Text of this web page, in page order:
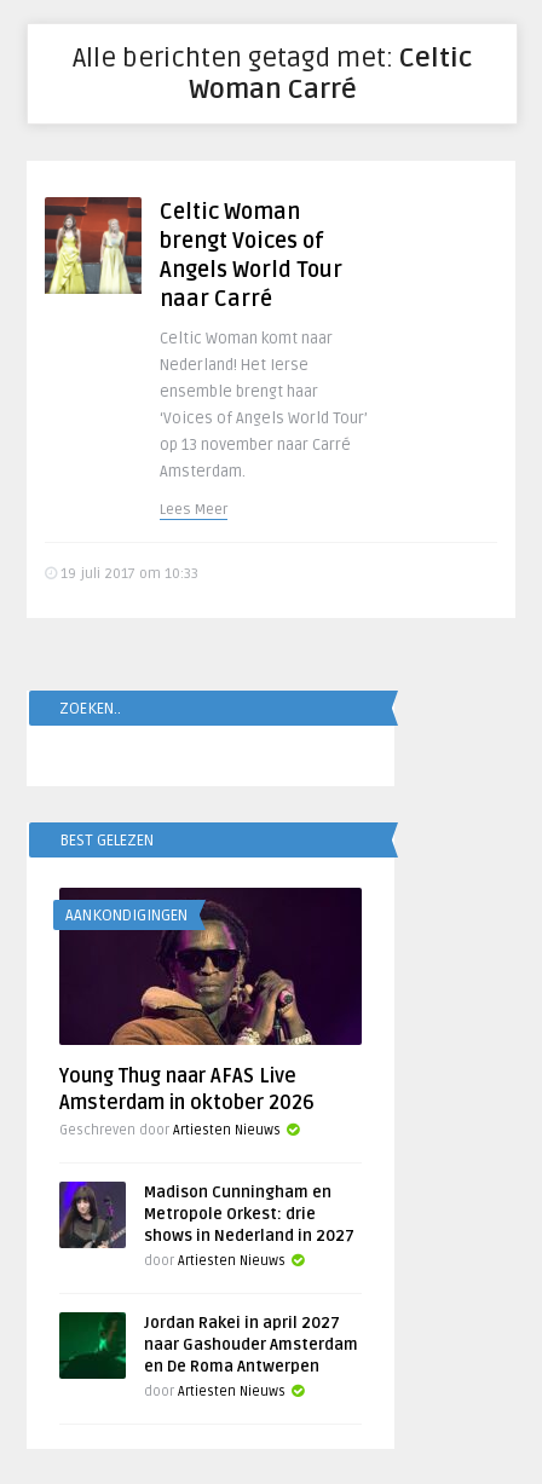
Alle berichten getagd met: Celtic
Woman Carré
Celtic Woman
brengt Voices of
Angels World Tour
naar Carré
Celtic Woman komt naar
Nederland! Het Ierse
ensemble brengt haar
‘Voices of Angels World Tour’
op 13 november naar Carré
Amsterdam.
Lees Meer
19 juli 2017 om 10:33
ZOEKEN..
BEST GELEZEN
AANKONDIGINGEN
Young Thug naar AFAS Live
Amsterdam in oktober 2026
Geschreven doorArtiesten Nieuws
Madison Cunningham en
Metropole Orkest: drie
shows in Nederland in 2027
doorArtiesten Nieuws
Jordan Rakei in april 2027
naar Gashouder Amsterdam
en De Roma Antwerpen
doorArtiesten Nieuws